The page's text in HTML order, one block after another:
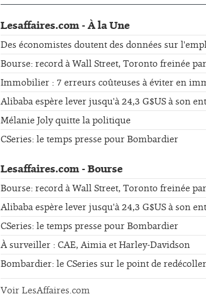
Lesaffaires.com - À la Une
Des économistes doutent des données sur
Bourse: record à Wall Street, Toronto freinée
Immobilier : 7 erreurs coûteuses à éviter en
Alibaba espère lever jusqu'à 24,3 G$US à son
Mélanie Joly quitte la politique
CSeries: le temps presse pour Bombardier
Lesaffaires.com - Bourse
Bourse: record à Wall Street, Toronto freinée
Alibaba espère lever jusqu'à 24,3 G$US à son
CSeries: le temps presse pour Bombardier
À surveiller : CAE, Aimia et Harley-Davidson
Bombardier: le CSeries sur le point de redécoller
Voir LesAffaires.com